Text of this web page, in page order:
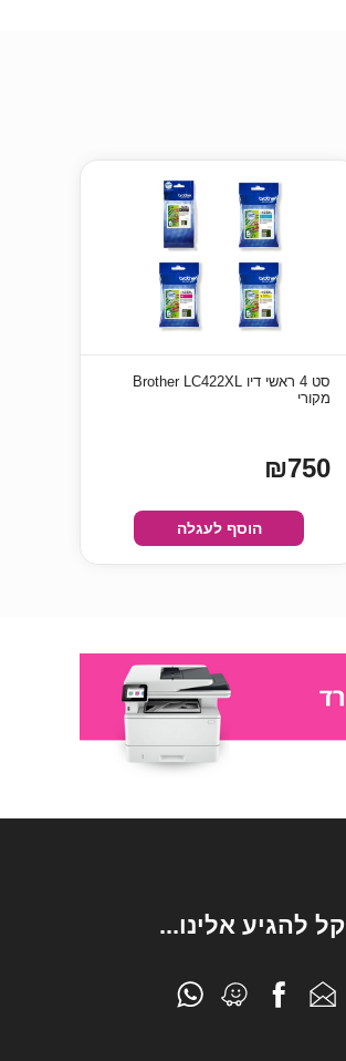
סט 4 ראשי דיו Brother LC422XL
מקורי
₪750
הוסף לעגלה
קל להגיע אלינו...